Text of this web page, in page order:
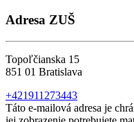
Adresa ZUŠ
Topoľčianska 15
851 01 Bratislava
+421911273443
Táto e-mailová adresa je